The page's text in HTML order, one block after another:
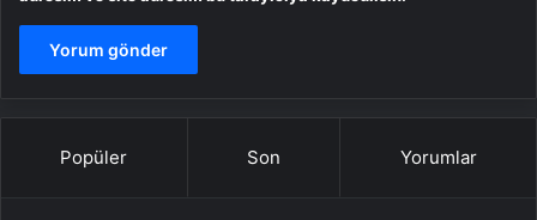
Popüler Son Yorumlar